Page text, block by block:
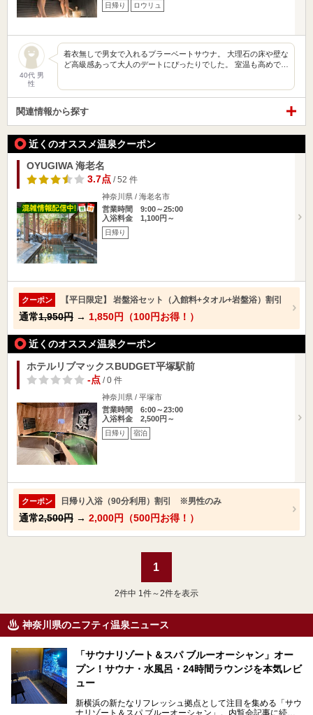
日帰り ロウリュ
40代 男
性
着衣無しで男女で入れるプラーベートサウナ。 大理石の床や壁な
ど高級感あって大人のデートにぴったりでした。 室温も高めで…
関連情報から探す
近くのオススメ温泉クーポン
OYUGIWA 海老名
3.7点/ 52 件
神奈川県 / 海老名市
営業時間 9:00～25:00
入浴料金 1,100円～
日帰り
クーポン 【平日限定】 岩盤浴セット（入館料+タオル+岩盤浴）割引
通常1,950円 → 1,850円（100円お得！）
近くのオススメ温泉クーポン
ホテルリブマックスBUDGET平塚駅前
-点/ 0 件
神奈川県 / 平塚市
営業時間 6:00～23:00
入浴料金 2,500円～
日帰り 宿泊
クーポン 日帰り入浴（90分利用）割引 ※男性のみ
通常2,500円 → 2,000円（500円お得！）
1
2件中 1件～2件を表示
神奈川県のニフティ温泉ニュース
「サウナリゾート＆スパ ブルーオーシャン」オー
プン！サウナ・水風呂・24時間ラウンジを本気レビ
ュー
新横浜の新たなリフレッシュ拠点として注目を集める「サウ
ナリゾート＆スパ ブルーオーシャン」。内覧会記事に続